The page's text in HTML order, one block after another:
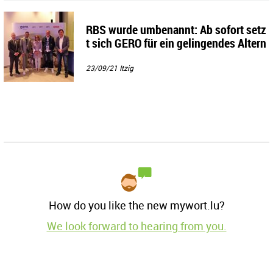
RBS wurde umbenannt: Ab sofort setz
t sich GERO für ein gelingendes Altern
23/09/21 Itzig
How do you like the new mywort.lu?
We look forward to hearing from you.